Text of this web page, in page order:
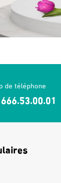
de téléphone